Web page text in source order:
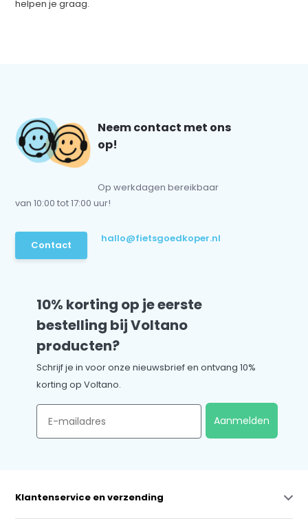
helpen je graag.
Neem contact met ons
op!
Op werkdagen bereikbaar
van 10:00 tot 17:00 uur!
Contact
hallo@fietsgoedkoper.nl
10% korting op je eerste
bestelling bij Voltano
producten?
Schrijf je in voor onze nieuwsbrief en ontvang 10%
korting op Voltano.
Email
Aanmelden
Klantenservice en verzending